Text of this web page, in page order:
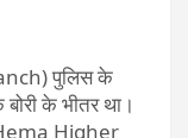
पुलिस के
के भीतर था।
Higher